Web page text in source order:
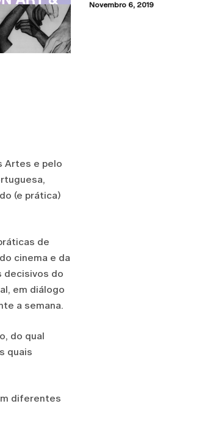
Artes e pelo
(e prática)
de
cinema e da
decisivos do
em diálogo
a semana.
do qual
quais
diferentes
Novembro 6, 2019